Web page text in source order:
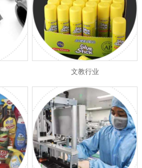
文教行业